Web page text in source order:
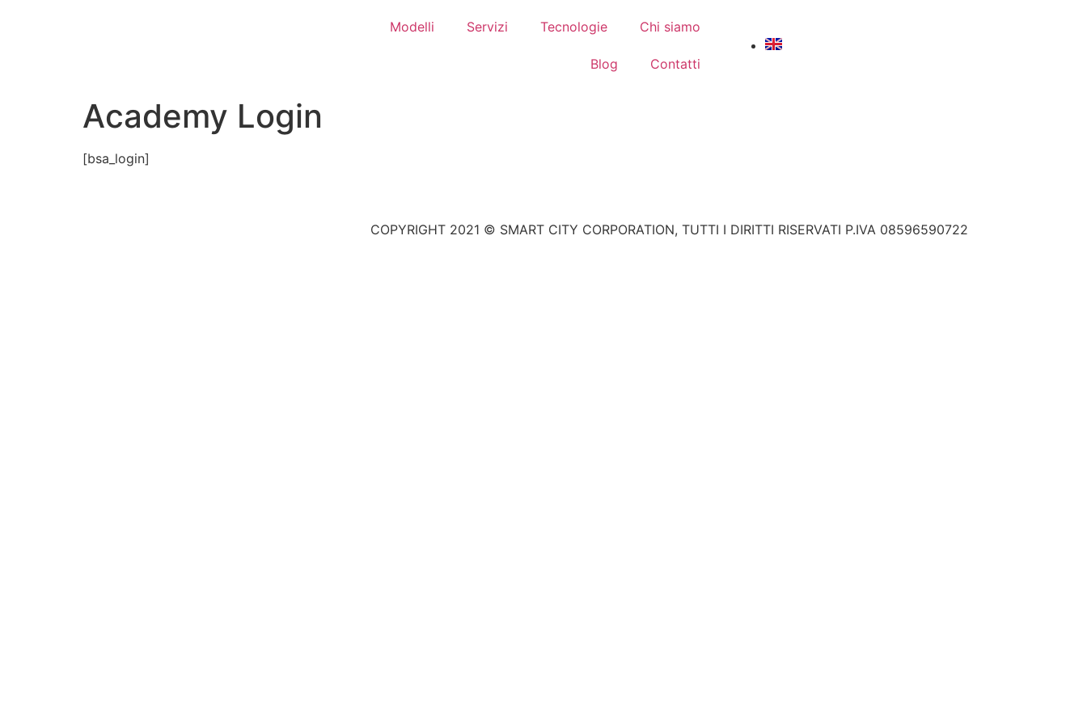
Modelli Servizi Tecnologie Chi siamo
Blog Contatti
Academy Login
[bsa_login]
COPYRIGHT 2021 © SMART CITY CORPORATION, TUTTI I DIRITTI RISERVATI P.IVA 08596590722